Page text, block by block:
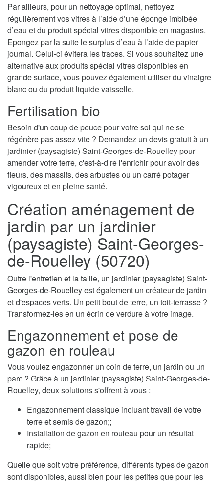
Par ailleurs, pour un nettoyage optimal, nettoyez
régulièrement vos vitres à l’aide d’une éponge imbibée
d’eau et du produit spécial vitres disponible en magasins.
Epongez par la suite le surplus d’eau à l’aide de papier
journal. Celui-ci évitera les traces. Si vous souhaitez une
alternative aux produits spécial vitres disponibles en
grande surface, vous pouvez également utiliser du vinaigre
blanc ou du produit liquide vaisselle.
Fertilisation bio
Besoin d'un coup de pouce pour votre sol qui ne se
régénère pas assez vite ? Demandez un devis gratuit à un
jardinier (paysagiste) Saint-Georges-de-Rouelley pour
amender votre terre, c'est-à-dire l'enrichir pour avoir des
fleurs, des massifs, des arbustes ou un carré potager
vigoureux et en pleine santé.
Création aménagement de
jardin par un jardinier
(paysagiste) Saint-Georges-
de-Rouelley (50720)
Outre l'entretien et la taille, un jardinier (paysagiste) Saint-
Georges-de-Rouelley est également un créateur de jardin
et d'espaces verts. Un petit bout de terre, un toit-terrasse ?
Transformez-les en un écrin de verdure à votre image.
Engazonnement et pose de
gazon en rouleau
Vous voulez engazonner un coin de terre, un jardin ou un
parc ? Grâce à un jardinier (paysagiste) Saint-Georges-de-
Rouelley, deux solutions s'offrent à vous :
Engazonnement classique incluant travail de votre
terre et semis de gazon;;
Installation de gazon en rouleau pour un résultat
rapide;
Quelle que soit votre préférence, différents types de gazon
sont disponibles, aussi bien pour les petites que pour les